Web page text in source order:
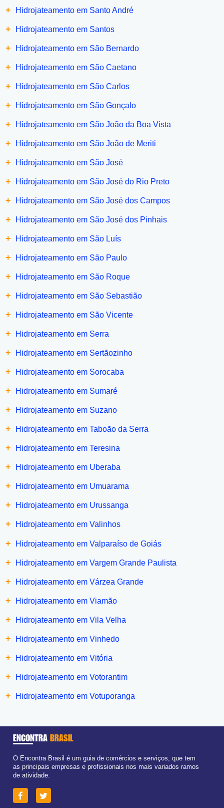
+ Hidrojateamento em Santo André
+ Hidrojateamento em Santos
+ Hidrojateamento em São Bernardo
+ Hidrojateamento em São Caetano
+ Hidrojateamento em São Carlos
+ Hidrojateamento em São Gonçalo
+ Hidrojateamento em São João da Boa Vista
+ Hidrojateamento em São João de Meriti
+ Hidrojateamento em São José
+ Hidrojateamento em São José do Rio Preto
+ Hidrojateamento em São José dos Campos
+ Hidrojateamento em São José dos Pinhais
+ Hidrojateamento em São Luís
+ Hidrojateamento em São Paulo
+ Hidrojateamento em São Roque
+ Hidrojateamento em São Sebastião
+ Hidrojateamento em São Vicente
+ Hidrojateamento em Serra
+ Hidrojateamento em Sertãozinho
+ Hidrojateamento em Sorocaba
+ Hidrojateamento em Sumaré
+ Hidrojateamento em Suzano
+ Hidrojateamento em Taboão da Serra
+ Hidrojateamento em Teresina
+ Hidrojateamento em Uberaba
+ Hidrojateamento em Umuarama
+ Hidrojateamento em Urussanga
+ Hidrojateamento em Valinhos
+ Hidrojateamento em Valparaíso de Goiás
+ Hidrojateamento em Vargem Grande Paulista
+ Hidrojateamento em Várzea Grande
+ Hidrojateamento em Viamão
+ Hidrojateamento em Vila Velha
+ Hidrojateamento em Vinhedo
+ Hidrojateamento em Vitória
+ Hidrojateamento em Votorantim
+ Hidrojateamento em Votuporanga
ENCONTRA BRASIL
O Encontra Brasil é um guia de comércios e serviços, que tem
as principais empresas e profissionais nos mais variados ramos
de atividade.